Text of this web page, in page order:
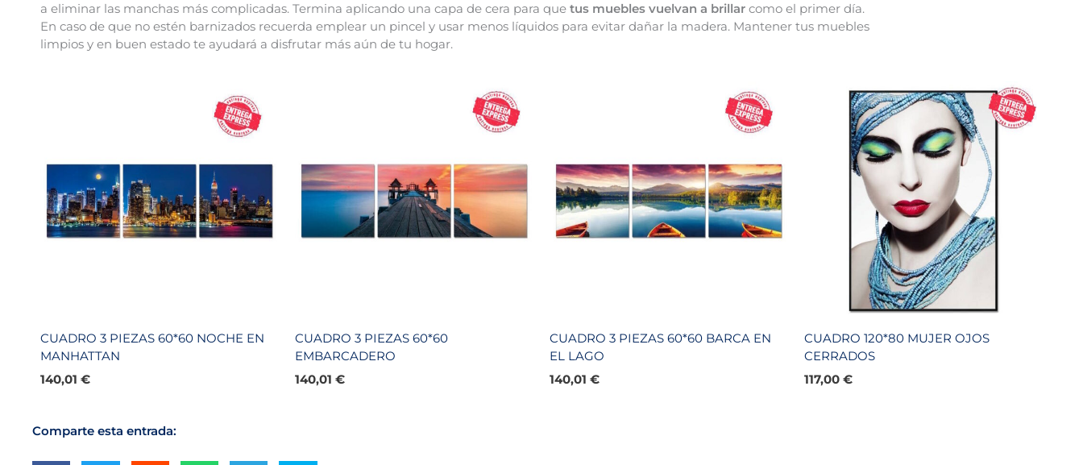
a eliminar las manchas más complicadas. Termina aplicando una capa de cera para que tus muebles vuelvan a brillar como el primer día.
En caso de que no estén barnizados recuerda emplear un pincel y usar menos líquidos para evitar dañar la madera. Mantener tus muebles
limpios y en buen estado te ayudará a disfrutar más aún de tu hogar.
CUADRO 3 PIEZAS 60*60 NOCHE EN
MANHATTAN
140,01 €
CUADRO 3 PIEZAS 60*60
EMBARCADERO
140,01 €
CUADRO 3 PIEZAS 60*60 BARCA EN
EL LAGO
140,01 €
CUADRO 120*80 MUJER OJOS
CERRADOS
117,00 €
Comparte esta entrada: